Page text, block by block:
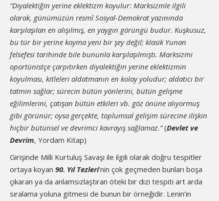
“Diyalektiğin yerine eklektizm koyulur: Marksizmle ilgili
olarak, günümüzün resmî Sosyal-Demokrat yazınında
karşılaşılan en alışılmış, en yaygın görüngü budur. Kuşkusuz,
bu tür bir yerine koyma yeni bir şey değil; klasik Yunan
felsefesi tarihinde bile bununla karşılaşılmıştı. Marksizmi
oportünistçe çarpıtırken diyalektiğin yerine eklektizmin
koyulması, kitleleri aldatmanın en kolay yoludur; aldatıcı bir
tatmin sağlar; sürecin bütün yönlerini, bütün gelişme
eğilimlerini, çatışan bütün etkileri vb. göz önüne alıyormuş
gibi görünür; oysa gerçekte, toplumsal gelişim sürecine ilişkin
hiçbir bütünsel ve devrimci kavrayış sağlamaz.”(Devlet ve
Devrim, Yordam Kitap)
Girişinde Milli Kurtuluş Savaşı ile ilgili olarak doğru tespitler
ortaya koyan 90. Yıl Tezleri’nin çok geçmeden bunları boşa
çıkaran ya da anlamsızlaştıran öteki bir dizi tespiti art arda
sıralama yoluna gitmesi de bunun bir örneğidir. Lenin’in